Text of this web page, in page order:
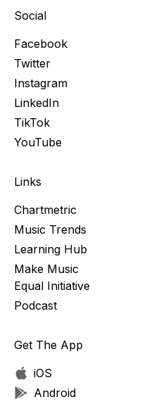
Social
Facebook
Twitter
Instagram
LinkedIn
TikTok
YouTube
Links
Chartmetric
Music Trends
Learning Hub
Make Music
Equal Initiative
Podcast
Get The App
iOS
Android